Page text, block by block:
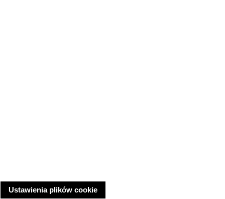
Ustawienia plików cookie